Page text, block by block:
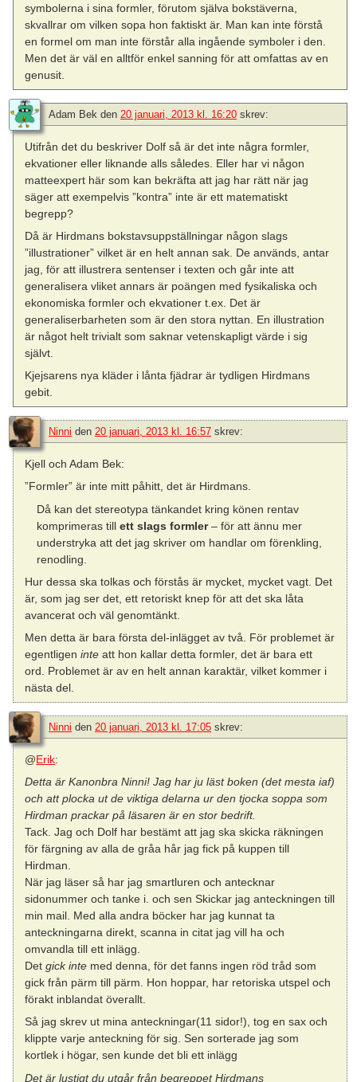
symbolerna i sina formler, förutom själva bokstäverna,
skvallrar om vilken sopa hon faktiskt är. Man kan inte förstå
en formel om man inte förstår alla ingående symboler i den.
Men det är väl en alltför enkel sanning för att omfattas av en
genusit.
Adam Bek den 20 januari, 2013 kl. 16:20 skrev:
Utifrån det du beskriver Dolf så är det inte några formler,
ekvationer eller liknande alls således. Eller har vi någon
matteexpert här som kan bekräfta att jag har rätt när jag
säger att exempelvis ”kontra” inte är ett matematiskt
begrepp?
Då är Hirdmans bokstavsuppställningar någon slags
”illustrationer” vilket är en helt annan sak. De används, antar
jag, för att illustrera sentenser i texten och går inte att
generalisera vliket annars är poängen med fysikaliska och
ekonomiska formler och ekvationer t.ex. Det är
generaliserbarheten som är den stora nyttan. En illustration
är något helt trivialt som saknar vetenskapligt värde i sig
självt.
Kjejsarens nya kläder i lånta fjädrar är tydligen Hirdmans
gebit.
Ninni den 20 januari, 2013 kl. 16:57 skrev:
Kjell och Adam Bek:
”Formler” är inte mitt påhitt, det är Hirdmans.
Då kan det stereotypa tänkandet kring könen rentav
komprimeras tillett slags formler– för att ännu mer
understryka att det jag skriver om handlar om förenkling,
renodling.
Hur dessa ska tolkas och förstås är mycket, mycket vagt. Det
är, som jag ser det, ett retoriskt knep för att det ska låta
avancerat och väl genomtänkt.
Men detta är bara första del-inlägget av två. För problemet är
egentligeninte att hon kallar detta formler, det är bara ett
ord. Problemet är av en helt annan karaktär, vilket kommer i
nästa del.
Ninni den 20 januari, 2013 kl. 17:05 skrev:
@Erik:
Detta är Kanonbra Ninni! Jag har ju läst boken (det mesta iaf)
och att plocka ut de viktiga delarna ur den tjocka soppa som
Hirdman prackar på läsaren är en stor bedrift.
Tack. Jag och Dolf har bestämt att jag ska skicka räkningen
för färgning av alla de gråa hår jag fick på kuppen till
Hirdman.
När jag läser så har jag smartluren och antecknar
sidonummer och tanke i. och sen Skickar jag anteckningen till
min mail. Med alla andra böcker har jag kunnat ta
anteckningarna direkt, scanna in citat jag vill ha och
omvandla till ett inlägg.
Detgick inte med denna, för det fanns ingen röd tråd som
gick från pärm till pärm. Hon hoppar, har retoriska utspel och
förakt inblandat överallt.
Så jag skrev ut mina anteckningar(11 sidor!), tog en sax och
klippte varje anteckning för sig. Sen sorterade jag som
kortlek i högar, sen kunde det bli ett inlägg
Det är lustigt du utgår från begreppet Hirdmans